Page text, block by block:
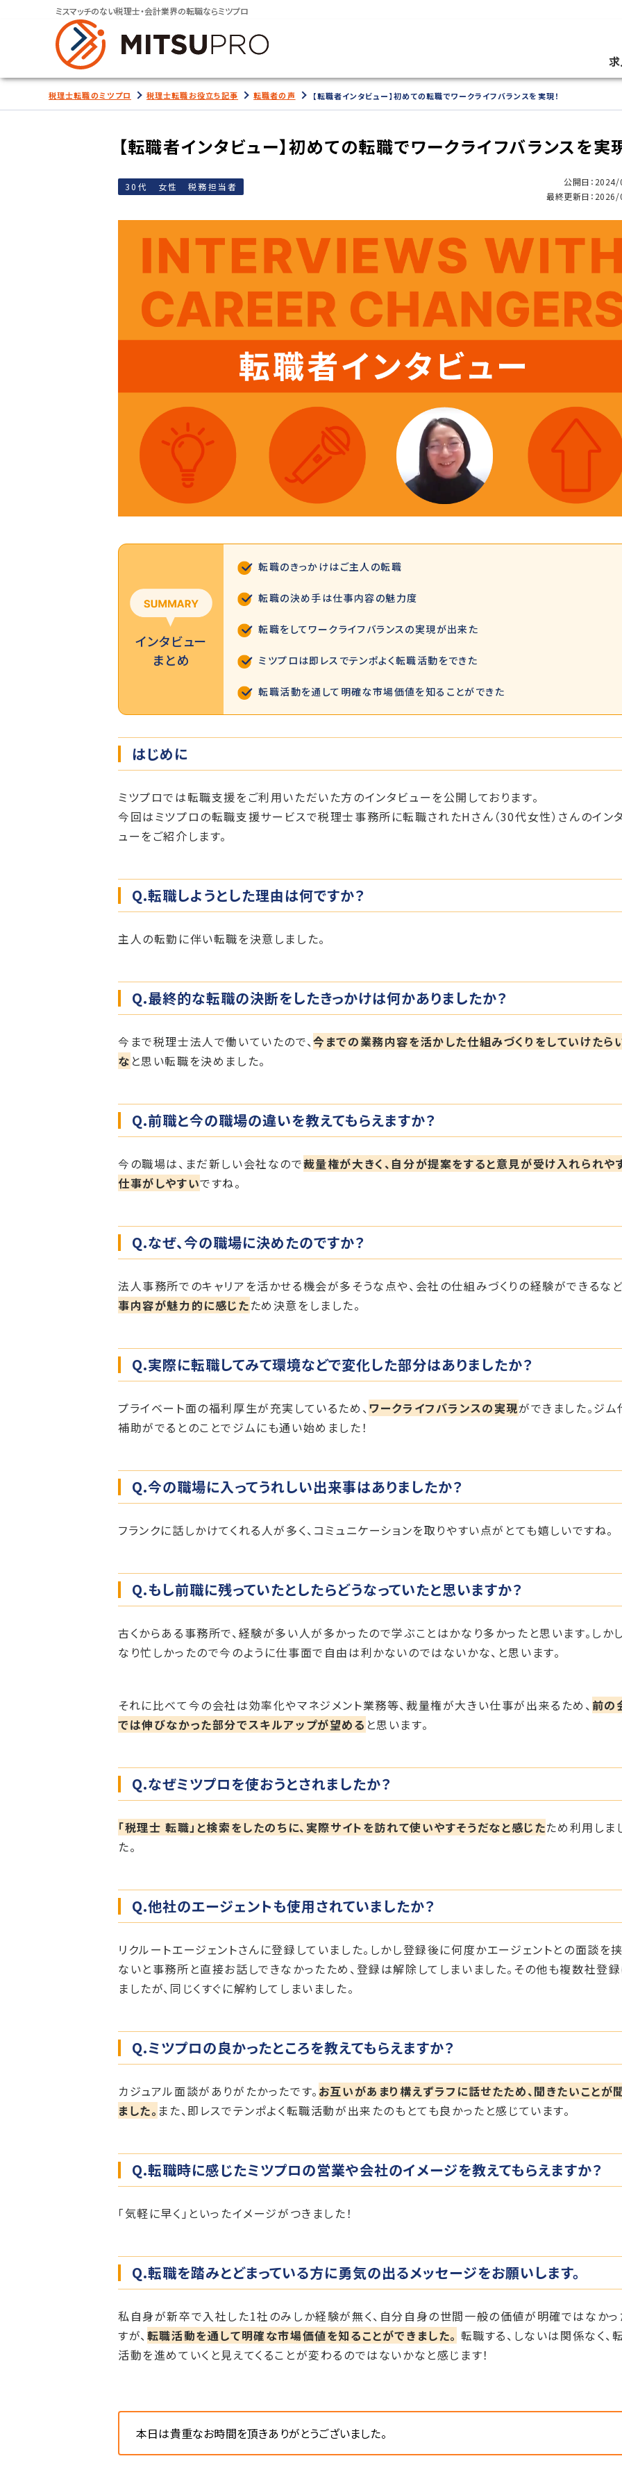
ミスマッチのない税理士・会計業界の転職ならミツプロ
税理士転職のミツプロ 税理士転職お役立ち記事 転職者の声 【転職者インタビュー】初めての転職でワークライフバランスを実現！
【転職者インタビュー】初めての転職でワークライフバランスを実
30代 女性 税務担当者
公開日：
最終更新日：
インタビュー
まとめ
転職のきっかけはご主人の転職
転職の決め手は仕事内容の魅力度
転職をしてワークライフバランスの実現が出来た
ミツプロは即レスでテンポよく転職活動をできた
転職活動を通して明確な市場価値を知ることができた
はじめに
ミツプロでは転職支援をご利用いただいた方のインタビューを公開しております。
今回はミツプロの転職支援サービスで税理士事務所に転職されたHさん（30代女性）さんのイン
ューをご紹介します。
Q.転職しようとした理由は何ですか？
主人の転勤に伴い転職を決意しました。
Q.最終的な転職の決断をしたきっかけは何かありましたか？
今まで税理士法人で働いていたので、今までの業務内容を活かした仕組みづくりをしていけたら
な と思い転職を決めました。
Q.前職と今の職場の違いを教えてもらえますか？
今の職場は、まだ新しい会社なので裁量権が大きく、自分が提案をすると意見が受け入れられや
仕事がしやすいですね。
Q.なぜ、今の職場に決めたのですか？
法人事務所でのキャリアを活かせる機会が多そうな点や、会社の仕組みづくりの経験ができるなど
事内容が魅力的に感じたため決意をしました。
Q.実際に転職してみて環境などで変化した部分はありましたか？
プライベート面の福利厚生が充実しているため、 ワークライフバランスの実現ができました。ジム
補助がでるとのことでジムにも通い始めました！
Q.今の職場に入ってうれしい出来事はありましたか？
フランクに話しかけてくれる人が多く、コミュニケーションを取りやすい点がとても嬉しいですね。
Q.もし前職に残っていたとしたらどうなっていたと思いますか？
古くからある事務所で、経験が多い人が多かったので学ぶことはかなり多かったと思います。しか
なり忙しかったので今のように仕事面で自由は利かないのではないかな、と思います。
それに比べて今の会社は効率化やマネジメント業務等、裁量権が大きい仕事が出来るため、 前の
では伸びなかった部分でスキルアップが望める と思います。
Q.なぜミツプロを使おうとされましたか？
「税理士 転職」と検索をしたのちに、実際サイトを訪れて使いやすそうだなと感じたため利用しま
た。
Q.他社のエージェントも使用されていましたか？
リクルートエージェントさんに登録していました。しかし登録後に何度かエージェントとの面談を
ないと事務所と直接お話しできなかったため、登録は解除してしまいました。その他も複数社登
ましたが、同じくすぐに解約してしまいました。
Q.ミツプロの良かったところを教えてもらえますか？
カジュアル面談がありがたかったです。 お互いがあまり構えずラフに話せたため、聞きたいことが
ました。 また、即レスでテンポよく転職活動が出来たのもとても良かったと感じています。
Q.転職時に感じたミツプロの営業や会社のイメージを教えてもらえますか？
「気軽に早く」といったイメージがつきました！
Q.転職を踏みとどまっている方に勇気の出るメッセージをお願いします。
私自身が新卒で入社した1社のみしか経験が無く、自分自身の世間一般の価値が明確ではなかっ
すが、 転職活動を通して明確な市場価値を知ることができました。 転職する、しないは関係なく、
活動を進めていくと見えてくることが変わるのではないかなと感じます！
本日は貴重なお時間を頂きありがとうございました。